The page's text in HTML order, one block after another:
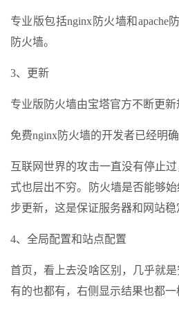
专业版包括nginx防火墙和apache
防火墙。
3、更新
专业版防火墙由宝塔官方不断更新
免费nginx防火墙的开发者已经明
互联网世界的攻击一直没有停止
式也层出不穷。防火墙是否能够
步更新，这是保证服务器和网站稳
4、全局配置和站点配置
首页，看上去没啥区别，几乎就
有的也都有，右侧显示结果也都一